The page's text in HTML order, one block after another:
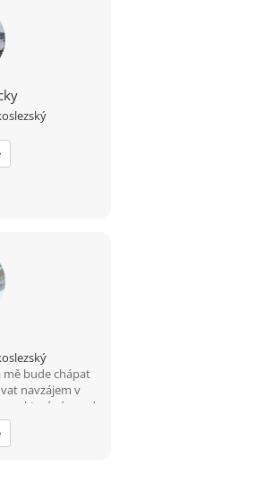
bude chápat
navzájem v
a která ví co od